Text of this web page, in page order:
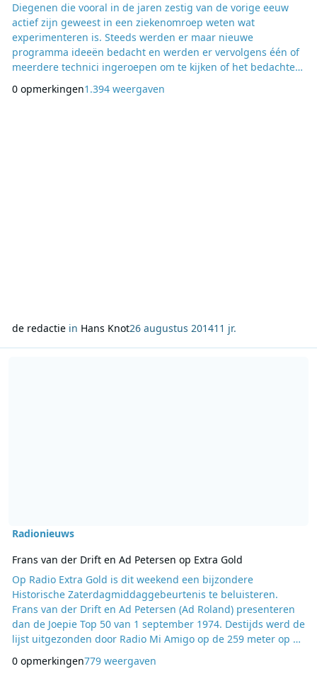
Diegenen die vooral in de jaren zestig van de vorige eeuw
actief zijn geweest in een ziekenomroep weten wat
experimenteren is. Steeds werden er maar nieuwe
programma ideeën bedacht en werden er vervolgens één of
meerdere technici ingeroepen om te kijken of het bedachte
manier zijn de meest vreemde uitzendingen tot stand
0 opmerkingen1.394 weergaven
de redactiein Hans Knot26 augustus 201411 jr.
Radionieuws
Frans van der Drift en Ad Petersen op Extra Gold
Op Radio Extra Gold is dit weekend een bijzondere
Historische Zaterdagmiddaggebeurtenis te beluisteren.
Frans van der Drift en Ad Petersen (Ad Roland) presenteren
dan de Joepie Top 50 van 1 september 1974. Destijds werd de
lijst uitgezonden door Radio Mi Amigo op de 259 meter op de
middengolf. Zaterdag tussen 12:00 en 17:00 doen de deejay’s
van toen het in Wifi stereo bij Radio Extra Gold. Website:
0 opmerkingen779 weergaven